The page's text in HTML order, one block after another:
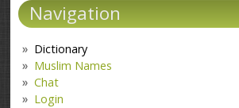
Navigation
Dictionary
Muslim Names
Chat
Login